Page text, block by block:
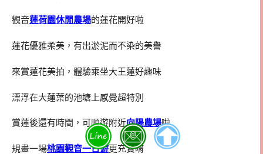
觀音蓮荷園休閒農場的蓮花開好啦
蓮花優雅柔美，有出淤泥而不染的美譽
來賞蓮花美拍，體驗乘坐大王蓮好趣味
漂浮在大蓮葉的池塘上感覺超特別
賞蓮後還有時間，可順遊附近向陽農場啦
規畫一場桃園觀音一日遊更充實唷